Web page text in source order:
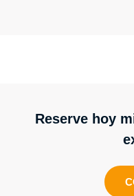
Reserve hoy